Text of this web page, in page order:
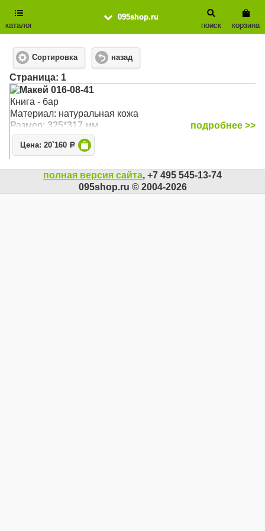
095shop.ru
каталог
корзина
поиск
Сортировка назад
Cтраница: 1
Макей 016-08-41
Книга - бар
Материал: натуральная кожа
Размер: 325*317 мм
подробнее >>
Цена: 20`160 Р
полная версия сайта, +7 495 545-13-74
095shop.ru © 2004-2026